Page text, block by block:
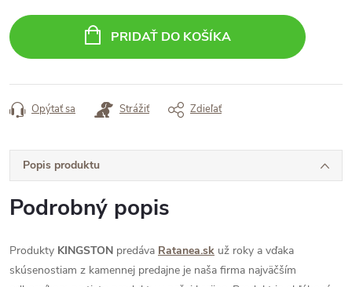
cena:
PRIDAŤ DO KOŠÍKA
Opýtať sa Strážiť Zdieľať
Popis produktu
Podrobný popis
Produkty KINGSTON predáva Ratanea.sk už roky a vďaka
skúsenostiam z kamennej predajne je naša firma najväčším